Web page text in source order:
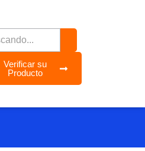
Verificar su
Producto